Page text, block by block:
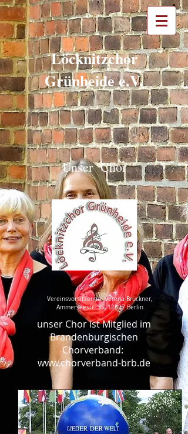
Löcknitzchor
Grünheide e.V.
Unser Chor
Vereinsvorsitzende: Verena Brückner,
Ammerseestr. 35, 12527 Berlin
unser Chor ist Mitglied im
Brandenburgischen
Chorverband:
www.chorverband-brb.de